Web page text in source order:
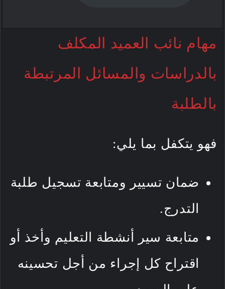
مهام نائب العميد المكلف
بالدراسات والمسائل المرتبطة
بالطلبة
فهو يتكفل بما يلي:
ضمان تسيير ومتابعة تسجيل طلبة
التدرج.
متابعة سير أنشطة التعليم وأخذ أو
اقتراح كل إجراء من أجل تحسينه